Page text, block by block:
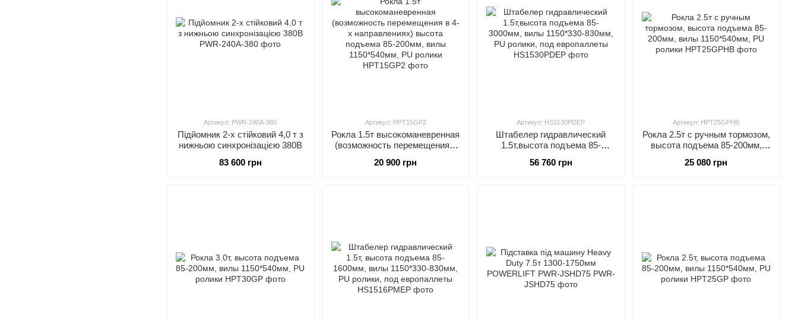
Доступні ціни: пропонує свої витяги за конкурентоспроможними цінами.
Широкий асортимент: пропонує широкий асортимент підйомників для різних завдань.
Сервісна підтримка: Надає хорошу сервісну підтримку.
Артикул: PWR-240A-380
Підйомник 2-х стійковий 4,0 т з
нижньою синхронізацією 380В
83 600 грн
Артикул: HPT15GP2
Рокла 1.5т высокоманевренная
(возможность перемещения в
подъема 85-200мм, вилы
20 900 грн
Артикул: HS1530PDEP
Штабелер гидравлический
1.5т,высота подъема 85-
PU ролики, под европаллеты
56 760 грн
Артикул: HPT25GPHB
Рокла 2.5т с ручным тормозом,
высота подъема 85-200мм,
25 080 грн